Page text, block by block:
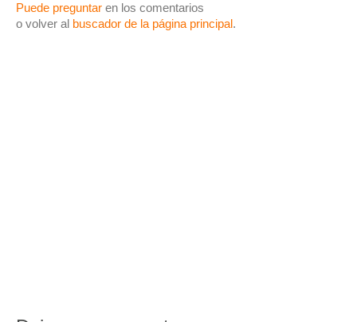
Puede preguntar en los comentarios
o volver al buscador de la página principal.